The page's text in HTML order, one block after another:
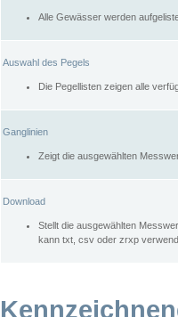
Alle Gewässer werden
Auswahl des Pegels
Die Pegellisten zeigen alle
Ganglinien
Zeigt die ausgewählten
Download
Stellt die ausgewählten
kann txt, csv oder zrxp